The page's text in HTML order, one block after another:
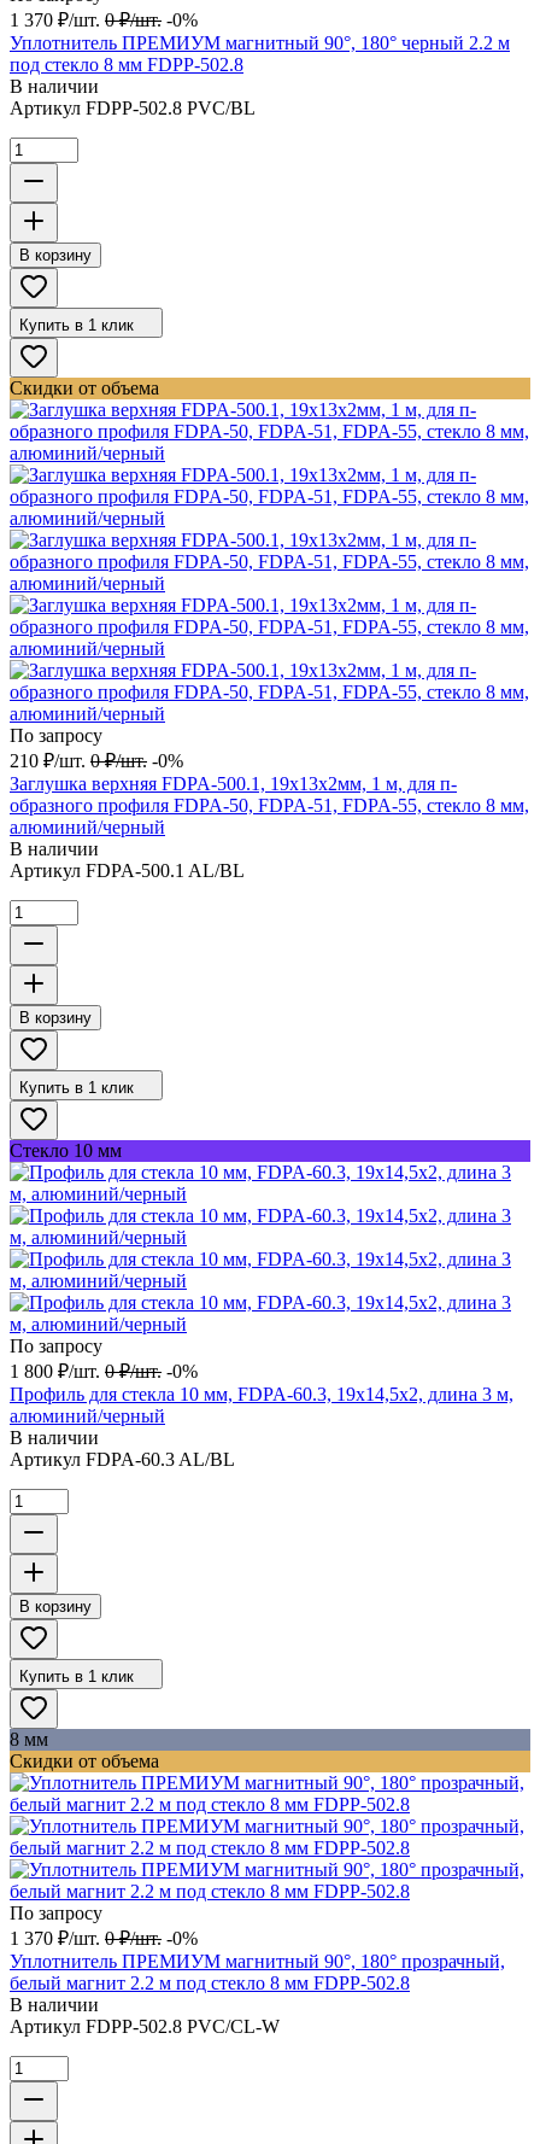
1 370 ₽/шт. 0 ₽/шт. -0%
Уплотнитель ПРЕМИУМ магнитный 90°, 180° черный 2.2 м
под стекло 8 мм FDPP-502.8
В наличии
Артикул FDPP-502.8 PVC/BL
В корзину
Купить в 1 клик
Скидки от объема
По запросу
210 ₽/шт. 0 ₽/шт. -0%
Заглушка верхняя FDPA-500.1, 19х13х2мм, 1 м, для п-
образного профиля FDPA-50, FDPA-51, FDPA-55, стекло 8 мм,
алюминий/черный
В наличии
Артикул FDPA-500.1 AL/BL
В корзину
Купить в 1 клик
Стекло 10 мм
По запросу
1 800 ₽/шт. 0 ₽/шт. -0%
Профиль для стекла 10 мм, FDPA-60.3, 19х14,5х2, длина 3 м,
алюминий/черный
В наличии
Артикул FDPA-60.3 AL/BL
В корзину
Купить в 1 клик
8 мм
Скидки от объема
По запросу
1 370 ₽/шт. 0 ₽/шт. -0%
Уплотнитель ПРЕМИУМ магнитный 90°, 180° прозрачный,
белый магнит 2.2 м под стекло 8 мм FDPP-502.8
В наличии
Артикул FDPP-502.8 PVC/CL-W